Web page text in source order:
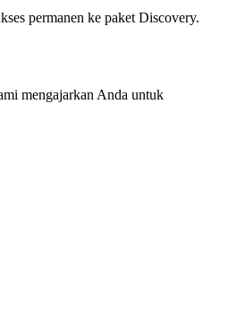
permanen ke paket Discovery.
mengajarkan Anda untuk